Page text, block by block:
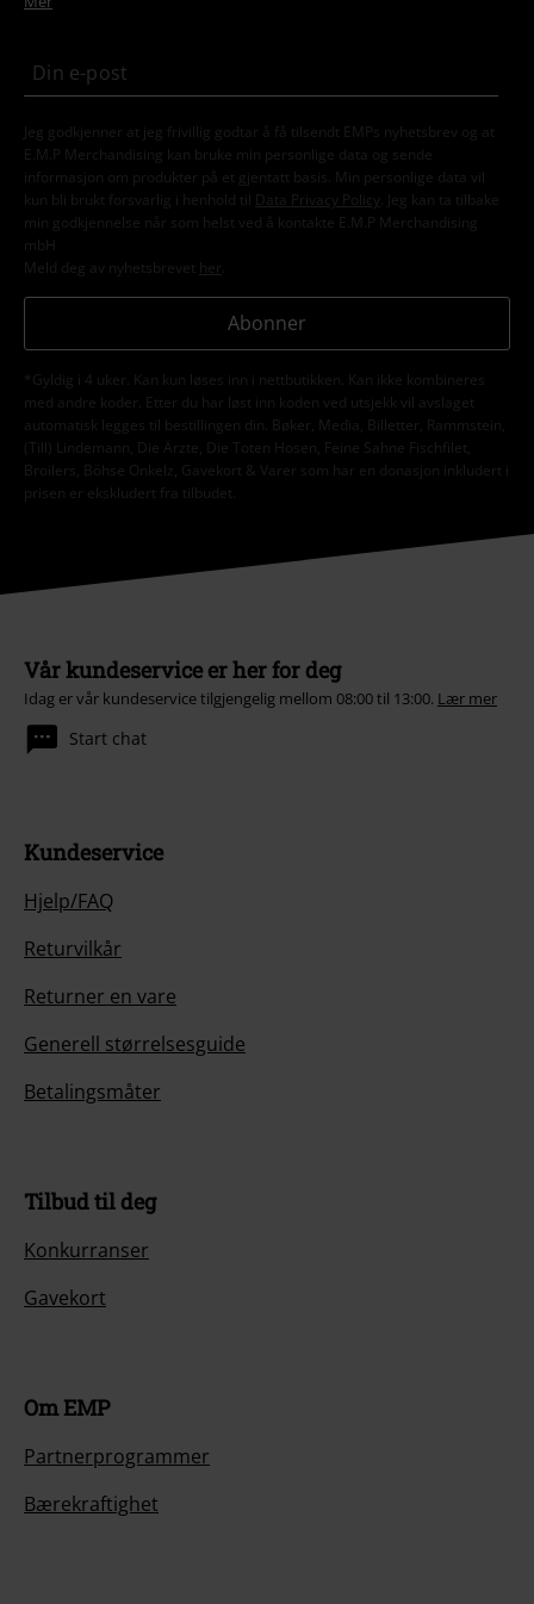
Jeg godkjenner at jeg frivillig godtar å få tilsendt EMPs nyhetsbrev og at
E.M.P Merchandising kan bruke min personlige data og sende
informasjon om produkter på et gjentatt basis. Min personlige data vil
kun bli brukt forsvarlig i henhold til
Data Privacy Policy
. Jeg kan ta tilbake
min godkjennelse når som helst ved å kontakte E.M.P Merchandising
mbH
Meld deg av nyhetsbrevet her
Abonner
*Gyldig i 4 uker. Kan kun løses inn i nettbutikken. Kan ikke kombineres
med andre koder. Etter du har løst inn koden ved utsjekk vil avslaget
automatisk legges til bestillingen din. Bøker, Media, Billetter, Rammstein,
(Till) Lindemann, Die Ärzte, Die Toten Hosen, Feine Sahne Fischfilet,
Broilers, Böhse Onkelz, Gavekort & Varer som har en donasjon inkludert i
prisen er ekskludert fra tilbudet.
Vår kundeservice er her for deg
Idag er vår kundeservice tilgjengelig mellom 08:00 til 13:00. Lær mer
Start chat
Kundeservice
Hjelp/FAQ
Returvilkår
Returner en vare
Generell størrelsesguide
Betalingsmåter
Tilbud til deg
Konkurranser
Gavekort
Om EMP
Partnerprogrammer
Bærekraftighet